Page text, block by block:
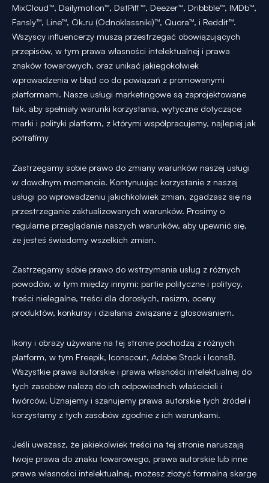
MixCloud™, Dailymotion™, DatPiff™, Deezer™, Dribbble™, IMDb™,
Fansly™, Line™, Ok.ru (Odnoklassniki)™, Quora™, i Reddit™.
Wszyscy influencerzy muszą przestrzegać obowiązujących
przepisów, w tym prawa własności intelektualnej i prawa
znaków towarowych, oraz unikać jakiegokolwiek
wprowadzenia w błąd co do powiązań z promowanymi
platformami. Nasze usługi marketingowe są zaprojektowane
tak, aby spełniały warunki korzystania, wytyczne dotyczące
marki i polityki platform, z którymi współpracujemy, najlepiej jak
potrafimy
Zastrzegamy sobie prawo do zmiany warunków naszej usługi
w dowolnym momencie. Kontynuując korzystanie z naszej
usługi po wprowadzeniu jakichkolwiek zmian, zgadzasz się na
przestrzeganie zaktualizowanych warunków. Prosimy o
regularne przeglądanie naszych warunków, aby upewnić się,
że jesteś świadomy wszelkich zmian.
Zastrzegamy sobie prawo do wstrzymania usług z różnych
powodów, w tym między innymi: partie polityczne i politycy,
treści nielegalne, treści dla dorosłych, rasizm, oceny
produktów, konkursy i działania związane z głosowaniem.
Ikony i obrazy używane na tej stronie pochodzą z różnych
platform, w tym Freepik, Iconscout, Adobe Stock i Icons8.
Wszystkie prawa autorskie i prawa własności intelektualnej do
tych zasobów należą do ich odpowiednich właścicieli i
twórców. Uznajemy i szanujemy prawa autorskie tych źródeł i
korzystamy z tych zasobów zgodnie z ich warunkami.
Jeśli uważasz, że jakiekolwiek treści na tej stronie naruszają
twoje prawa do znaku towarowego, prawa autorskie lub inne
prawa własności intelektualnej, możesz złożyć formalną skargę